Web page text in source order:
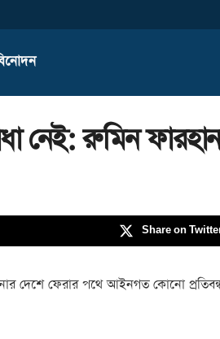
নেই: রুমিন
Share on
দেশে ফেরার পথে আইনগত কোনো